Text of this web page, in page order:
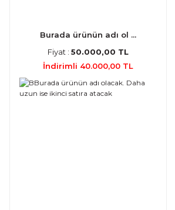
Burada ürünün adı ol ...
Fiyat : 50.000,00 TL
İndirimli 40.000,00 TL